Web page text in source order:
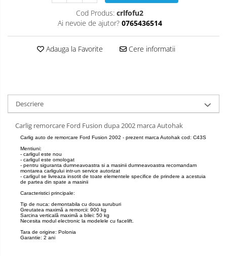
Carlige Isuzu
Carlige Jaecoo 5
Carlige Jaecoo 7
Carlige Jaecoo E5
Carlige Jeep
Carlige Kia
Carlige Kia EV4
Carlige Kia EV5
Carlige Kia PV5
Carlige Lada
Carlige Lancia
Carlige Land Rover
Cod Produs: crlfofu2
Ai nevoie de ajutor? 0765436514
Adauga la Favorite Cere informatii
Descriere
Carlig remorcare Ford Fusion dupa 2002 marca Autohak
Carlig auto de remorcare Ford Fusion 2002 - prezent marca Autohak cod: C43S
Mentiuni:
- carligul este nou
- carligul este omologat
- pentru siguranta dumneavoastra si a masinii dumneavoastra recomandam
montarea carligului intr-un service autorizat
- carligul se livreaza insotit de toate elementele specifice de prindere a acestuia
de partea din spate a masinii
Caracteristici principale:
Tip de nuca: demontabila cu doua suruburi
Greutatea maximă a remorcii: 900 kg
Sarcina verticală maximă a bilei: 50 kg
Necesita modul electronic la modelele cu facelift.
Tara de origine: Polonia
Garantie: 2 ani